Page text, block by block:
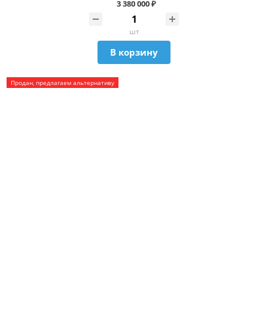
3 380 000 ₽
шт
В корзину
Продан, предлагаем альтернативу